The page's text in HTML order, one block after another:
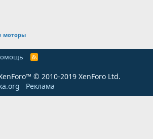
моторы
R
© 2010-2019 XenForo Ltd.
Реклама